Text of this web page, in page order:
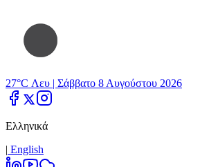
27°C Λευ | Σάββατο 8 Αυγούστου 2026
Ελληνικά
| Εnglish